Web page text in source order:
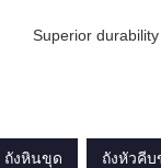
Superior
ถังหินขุด ถังหัวคีบ